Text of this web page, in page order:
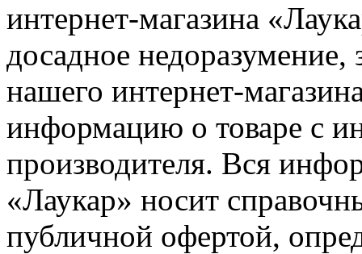
интернет-магазина
досадное недоразумение,
нашего интернет-
информацию о товаре с
производителя. Вся
«Лаукар» носит
публичной офертой,